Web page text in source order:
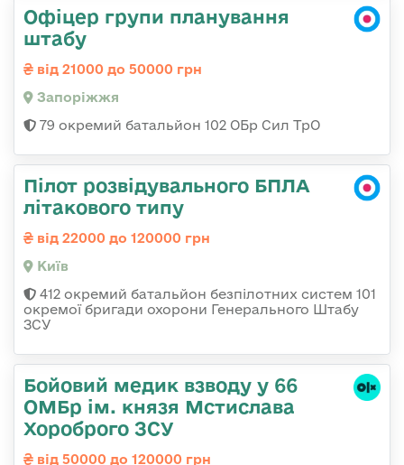
Офіцер групи планування
штабу
від 21000 до 50000 грн
Запоріжжя
79 окремий батальйон 102 ОБр Сил ТрО
Пілот розвідувального БПЛА
літакового типу
від 22000 до 120000 грн
Київ
412 окремий батальйон безпілотних систем 101
окремої бригади охорони Генерального Штабу
ЗСУ
Бойовий медик взводу у 66
ОМБр ім. князя Мстислава
Хороброго ЗСУ
від 50000 до 120000 грн